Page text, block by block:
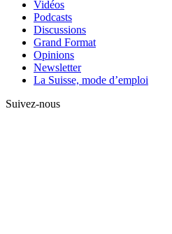
Vidéos
Podcasts
Discussions
Grand Format
Opinions
Newsletter
La Suisse, mode d’emploi
Suivez-nous